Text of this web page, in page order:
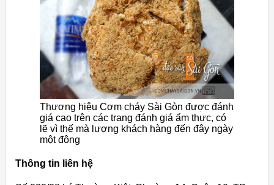
Thương hiệu Cơm cháy Sài Gòn được đánh
giá cao trên các trang đánh giá ẩm thực, có
lẽ vì thế mà lượng khách hàng đến đây ngày
một đông
Thông tin liên hệ